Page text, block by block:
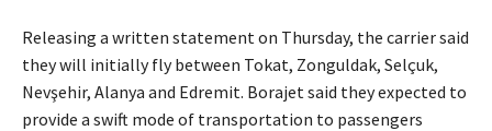
Releasing a written statement on Thursday, the carrier said
they will initially fly between Tokat, Zonguldak, Selçuk,
Nevşehir, Alanya and Edremit. Borajet said they expected to
provide a swift mode of transportation to passengers